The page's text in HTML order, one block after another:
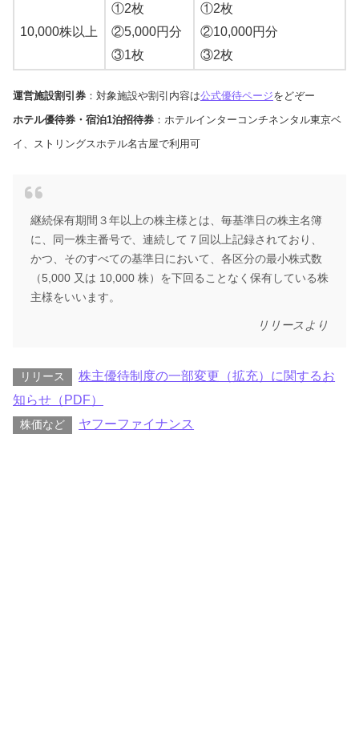
10,000株以上
①2枚
②5,000円分
③1枚
①2枚
②10,000円分
③2枚
運営施設割引券 ：対象施設や割引内容は公式優待ページをどぞー
ホテル優待券・宿泊1泊招待券 ：ホテルインターコンチネンタル東京ベ
イ、ストリングスホテル名古屋で利用可
継続保有期間３年以上の株主様とは、毎基準日の株主名簿
に、同一株主番号で、連続して７回以上記録されており、
かつ、そのすべての基準日において、各区分の最小株式数
（5,000 又は 10,000 株）を下回ることなく保有している株
主様をいいます。
リリースより
リリース
株主優待制度の一部変更（拡充）に関するお
知らせ（PDF）
株価など ヤフーファイナンス